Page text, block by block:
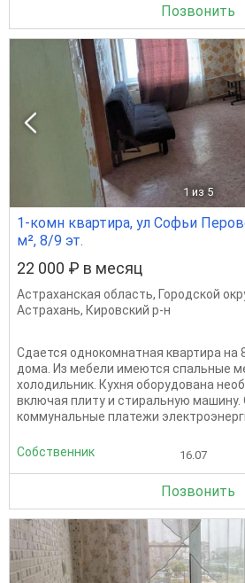
Позвонить
1 из 5
1-комн квартира, ул Софьи
м², 8/9 эт.
22 000 ₽ в месяц
Астраханская область, Городской
Астрахань, Кировский р-н
Сдается однокомнатная квартира на
дома. Из мебели имеются спальные
холодильник. Кухня оборудована
включая плиту и стиральную
коммунальные платежи
Собственник 16.07
Позвонить